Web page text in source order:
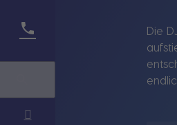
Die